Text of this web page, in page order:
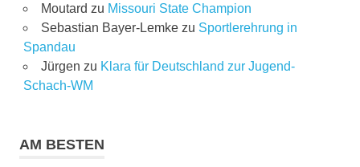
Moutard zu Missouri State Champion
Sebastian Bayer-Lemkezu Sportlerehrung in
Spandau
Jürgen zu Klara für Deutschland zur Jugend-
Schach-WM
AM BESTEN